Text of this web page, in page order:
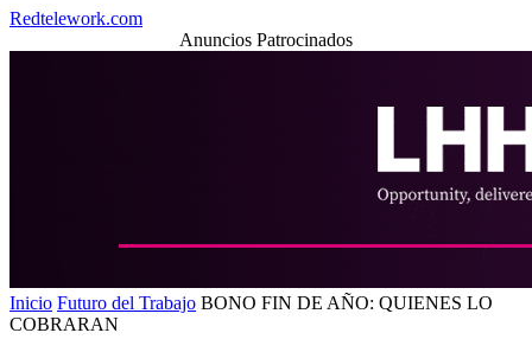
Redtelework.com
Anuncios Patrocinados
Inicio Futuro del Trabajo BONO FIN DE AÑO: QUIENES LO
COBRARAN